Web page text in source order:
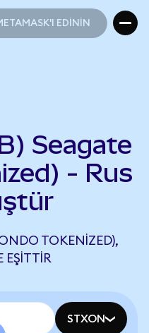
EDİNİN
Seagate
- Rus
TOKENIZED),
EŞITTIR
STXON